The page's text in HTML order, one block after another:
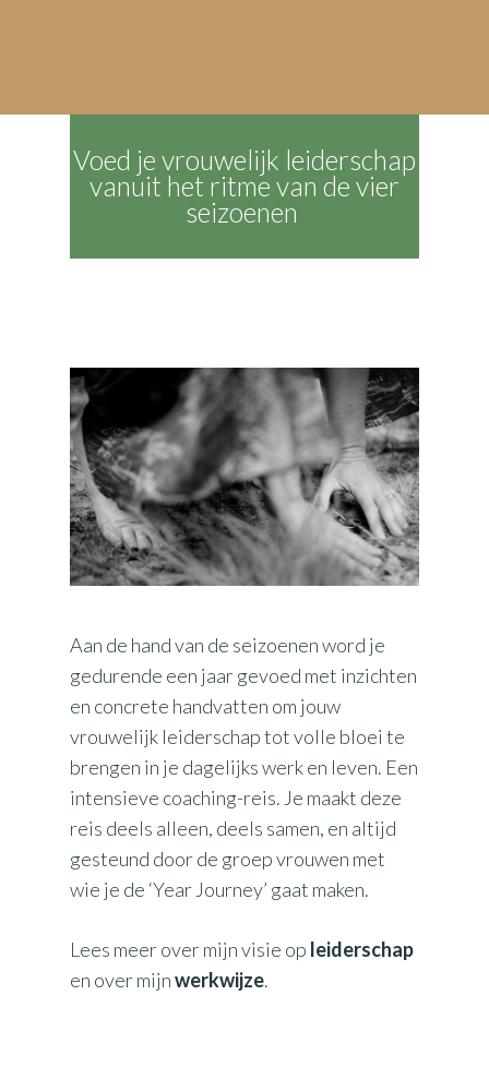
Voed je vrouwelijk leiderschap
vanuit het ritme van de vier
seizoenen
Aan de hand van de seizoenen word je
gedurende een jaar gevoed met inzichten
en concrete handvatten om jouw
vrouwelijk leiderschap tot volle bloei te
brengen in je dagelijks werk en leven. Een
intensieve coaching-reis. Je maakt deze
reis deels alleen, deels samen, en altijd
gesteund door de groep vrouwen met
wie je de ‘Year Journey’ gaat maken.
Lees meer over mijn visie op leiderschap
en over mijnwerkwijze.